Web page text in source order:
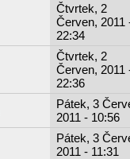
Čtvrtek, 2
Červen, 2011
22:34
Čtvrtek, 2
Červen, 2011
22:36
Pátek, 3
2011 - 10:56
Pátek, 3
2011 - 11:31